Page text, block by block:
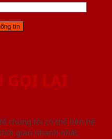
GỌI LẠI
chúng tôi có thể liên hệ
gian nhanh nhất.